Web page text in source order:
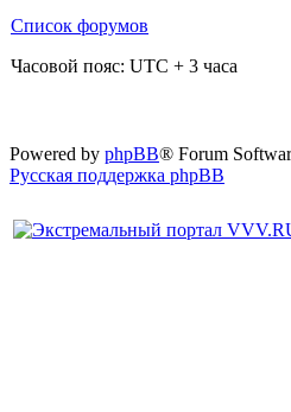
Список форумов
Часовой пояс: UTC + 3 часа
Powered by phpBB® Forum
Русская поддержка phpBB